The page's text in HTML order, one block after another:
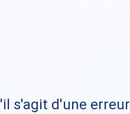
s'agit d'une erreur